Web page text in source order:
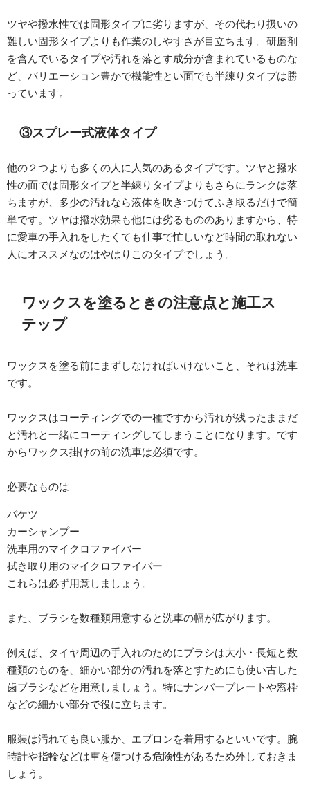
ツヤや撥水性では固形タイプに劣りますが、その代わり扱いの
難しい固形タイプよりも作業のしやすさが目立ちます。研磨剤
を含んでいるタイプや汚れを落とす成分が含まれているものな
ど、バリエーション豊かで機能性とい面でも半練りタイプは勝
っています。
③スプレー式液体タイプ
他の２つよりも多くの人に人気のあるタイプです。ツヤと撥水
性の面では固形タイプと半練りタイプよりもさらにランクは落
ちますが、多少の汚れなら液体を吹きつけてふき取るだけで簡
単です。ツヤは撥水効果も他には劣るもののありますから、特
に愛車の手入れをしたくても仕事で忙しいなど時間の取れない
人にオススメなのはやはりこのタイプでしょう。
ワックスを塗るときの注意点と施工ス
テップ
ワックスを塗る前にまずしなければいけないこと、それは洗車
です。
ワックスはコーティングでの一種ですから汚れが残ったままだ
と汚れと一緒にコーティングしてしまうことになります。です
からワックス掛けの前の洗車は必須です。
必要なものは
バケツ
カーシャンプー
洗車用のマイクロファイバー
拭き取り用のマイクロファイバー
これらは必ず用意しましょう。
また、ブラシを数種類用意すると洗車の幅が広がります。
例えば、タイヤ周辺の手入れのためにブラシは大小・長短と数
種類のものを、細かい部分の汚れを落とすためにも使い古した
歯ブラシなどを用意しましょう。特にナンバープレートや窓枠
などの細かい部分で役に立ちます。
服装は汚れても良い服か、エプロンを着用するといいです。腕
時計や指輪などは車を傷つける危険性があるため外しておきま
しょう。